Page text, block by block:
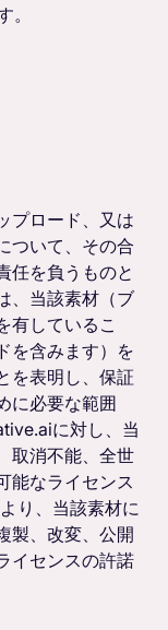
。
プロード、又は
ついて、その合
任を負うものと
、当該素材（ブ
有しているこ
を含みます）を
を表明し、保証
に必要な範囲
に対し、当
取消不能、全世
能なライセンス
り、当該素材に
製、改変、公開
イセンスの許諾